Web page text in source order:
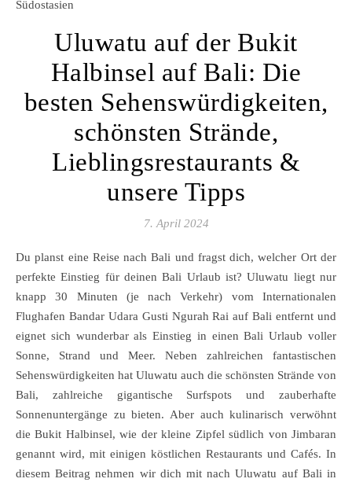
Uluwatu auf der Bukit
Halbinsel auf Bali: Die
besten Sehenswürdigkeiten,
schönsten Strände,
Lieblingsrestaurants &
unsere Tipps
7. April 2024
Du planst eine Reise nach Bali und fragst dich, welcher Ort der
perfekte Einstieg für deinen Bali Urlaub ist? Uluwatu liegt nur
knapp 30 Minuten (je nach Verkehr) vom Internationalen
Flughafen Bandar Udara Gusti Ngurah Rai auf Bali entfernt und
eignet sich wunderbar als Einstieg in einen Bali Urlaub voller
Sonne, Strand und Meer. Neben zahlreichen fantastischen
Sehenswürdigkeiten hat Uluwatu auch die schönsten Strände von
Bali, zahlreiche gigantische Surfspots und zauberhafte
Sonnenuntergänge zu bieten. Aber auch kulinarisch verwöhnt
die Bukit Halbinsel, wie der kleine Zipfel südlich von Jimbaran
genannt wird, mit einigen köstlichen Restaurants und Cafés. In
diesem Beitrag nehmen wir dich mit nach Uluwatu auf Bali in